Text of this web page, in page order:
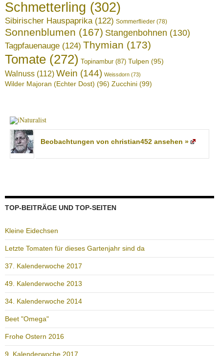
Schmetterling (302)
Sibirischer Hauspaprika (122) Sommerflieder (78)
Sonnenblumen (167) Stangenbohnen (130)
Tagpfauenauge (124) Thymian (173)
Tomate (272) Topinambur(87) Tulpen (95)
Walnuss (112) Wein (144) Weissdorn (73)
Wilder Majoran (Echter Dost) (96) Zucchini (99)
Beobachtungen von christian452 ansehen »
TOP-BEITRÄGE UND TOP-SEITEN
Kleine Eidechsen
Letzte Tomaten für dieses Gartenjahr sind da
37. Kalenderwoche 2017
49. Kalenderwoche 2013
34. Kalenderwoche 2014
Beet "Omega"
Frohe Ostern 2016
9. Kalenderwoche 2017